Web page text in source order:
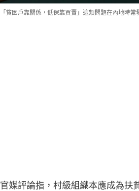
「貧困戶靠關係，低保靠買賣」這類問題在內地時
官媒評論指，村級組織本應成為扶